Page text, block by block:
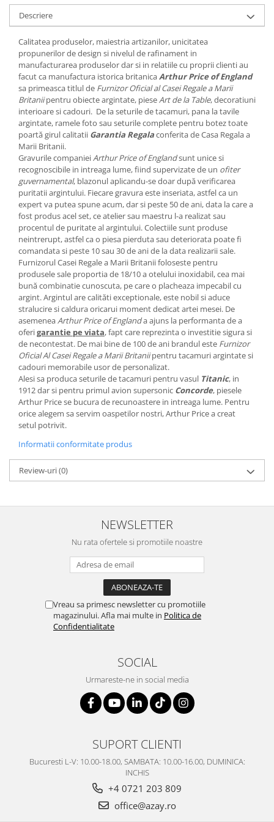
ARRIS
CELESTIAL PLATINUM
CORNUCOPIA
INTAGLIO
JASPER CONRAN GOLD
RENAISSANCE GOLD
ANTHEMION BLUE
BUTTERFLY BLOOM
OLD COUNTRY ROSES
PASHMINA
SIGNET PLATINUM
CELESTIAL GOLD
NATURE
CHINOISERIE WHITE
JASPER CONRAN WHITE
GILDED MUSE
WONDERLUST
MORRIS&AMP;CO
KINGSLEY
SERENDIPITY GOLD
SERENDIPITY PLATINUM
CHELSEA
MEDICEA
CELESTIAL
PATCHWORK WILLOW
BLUE LILY
HIBISCUS
SWAN
FLORENTINE TURQUOISE
ANTHEMION GREY
CREATURES OF CURIOSITY
RENAISSANCE RED
FLOWER FESTIVAL BLUE
LOVE BIRDS
CHIQUE VERDE
CHIQUE ROZ
CHIQUE STRIPES GALBEN
Descriere
Calitatea produselor, maiestria artizanilor, unicitatea
propunerilor de design si nivelul de rafinament in
manufacturarea produselor dar si in relatiile cu proprii clienti au
facut ca manufactura istorica britanicaArthur Price of England
sa primeasca titlul de Furnizor Oficial al Casei Regale a Marii
Britaniipentru obiecte argintate, pieseArt de la Table, decoratiuni
interioare si cadouri. De la seturile de tacamuri, pana la tavile
argintate, ramele foto sau seturile complete pentru botez toate
poartă girul calitatii Garantia Regalaconferita de Casa Regala a
Marii Britanii.
Gravurile companieiArthur Price of Englandsunt unice si
recognoscibile in intreaga lume, fiind supervizate de un ofiter
guvernamental, blazonul aplicandu-se doar după verificarea
puritatii argintului. Fiecare gravura este inseriata, astfel ca un
expert va putea spune acum, dar si peste 50 de ani, data la care a
fost produs acel set, ce atelier sau maestru l-a realizat sau
procentul de puritate al argintului. Colectiile sunt produse
neintrerupt, astfel ca o piesa pierduta sau deteriorata poate fi
comandata si peste 10 sau 30 de ani de la data realizarii sale.
Furnizorul Casei Regale a Marii Britanii foloseste pentru
produsele sale proportia de 18/10 a otelului inoxidabil, cea mai
bună combinatie cunoscuta, pe care o placheaza impecabil cu
argint. Argintul are calităti exceptionale, este nobil si aduce
stralucire si caldura oricarui moment dedicat artei mesei. De
asemeneaArthur Price of Englanda ajuns la performanta de a
oferigarantie pe viata, fapt care reprezinta o investitie sigura si
de necontestat. De mai bine de 100 de ani brandul este Furnizor
Oficial Al Casei Regale a Marii Britaniipentru tacamuri argintate si
cadouri memorabile usor de personalizat.
Alesi sa produca seturile de tacamuri pentru vasul Titanic, in
1912 dar si pentru primul avion supersonic Concorde, piesele
Arthur Price se bucura de recunoastere in intreaga lume. Pentru
orice alegem sa servim oaspetilor nostri, Arthur Price a creat
setul potrivit.
Informatii conformitate produs
Review-uri(0)
NEWSLETTER
Nu rata ofertele si promotiile noastre
Vreau sa primesc newsletter cu promotiile
magazinului. Afla mai multe in Politica de
Confidentialitate
SOCIAL
Urmareste-ne in social media
SUPORT CLIENTI
Bucuresti L-V: 10.00-18.00, SAMBATA: 10.00-16.00, DUMINICA:
INCHIS
+4 0721 203 809
office@azay.ro